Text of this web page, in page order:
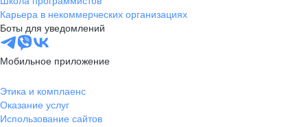
Карьера в некоммерческих организациях
Боты для уведомлений
Мобильное приложение
Этика и комплаенс
Оказание услуг
Использование сайтов